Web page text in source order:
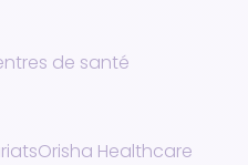
de santé
Orisha Healthcare